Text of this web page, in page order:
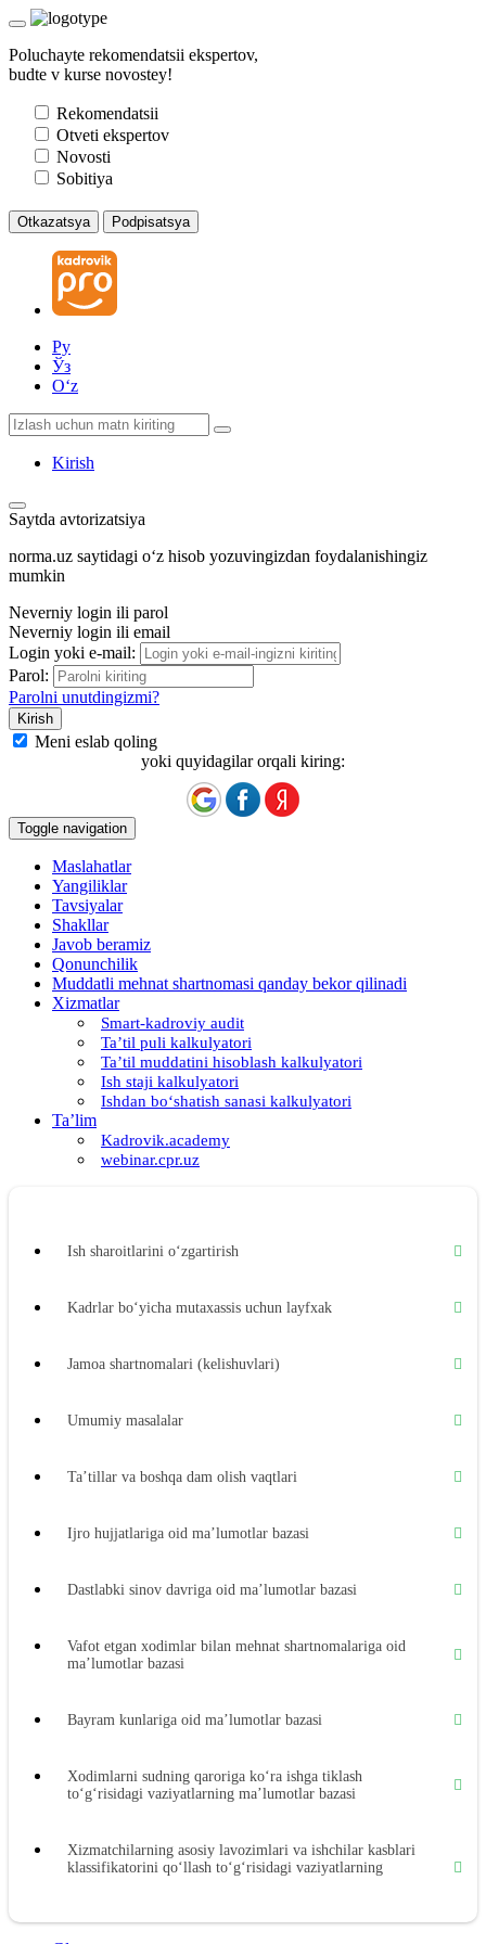
Poluchayte rekomendatsii ekspertov,
budte v kurse novostey!
Rekomendatsii
Otveti ekspertov
Novosti
Sobitiya
Otkazatsya Podpisatsya
Ру
Ўз
Oʻz
Kirish
Saytda avtorizatsiya
norma.uz saytidagi oʻz hisob yozuvingizdan foydalanishingiz
mumkin
Neverniy login ili parol
Neverniy login ili email
Login yoki e-mail:
Parol:
Parolni unutdingizmi?
Meni eslab qoling
yoki quyidagilar orqali kiring:
Toggle navigation
Maslahatlar
Yangiliklar
Tavsiyalar
Shakllar
Javob beramiz
Qonunchilik
Muddatli mehnat shartnomasi qanday bekor qilinadi
Xizmatlar
Smart-kadroviy audit
Ta’til puli kalkulyatori
Ta’til muddatini hisoblash kalkulyatori
Ish staji kalkulyatori
Ishdan boʻshatish sanasi kalkulyatori
Ta’lim
Kadrovik.academy
webinar.cpr.uz
Ish sharoitlarini oʻzgartirish
Kadrlar boʻyicha mutaхassis uchun layfхak
Jamoa shartnomalari (kelishuvlari)
Umumiy masalalar
Ta’tillar va boshqa dam olish vaqtlari
Ijro hujjatlariga oid ma’lumotlar bazasi
Dastlabki sinov davriga oid ma’lumotlar bazasi
Vafot etgan хodimlar bilan mehnat shartnomalariga oid
ma’lumotlar bazasi
Bayram kunlariga oid ma’lumotlar bazasi
Xodimlarni sudning qaroriga koʻra ishga tiklash
toʻgʻrisidagi vaziyatlarning ma’lumotlar bazasi
Xizmatchilarning asosiy lavozimlari va ishchilar kasblari
klassifikatorini qoʻllash toʻgʻrisidagi vaziyatlarning